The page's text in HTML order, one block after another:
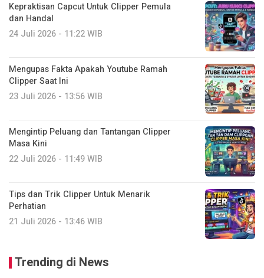
Kepraktisan Capcut Untuk Clipper Pemula
dan Handal
24 Juli 2026 - 11:22 WIB
Mengupas Fakta Apakah Youtube Ramah
Clipper Saat Ini
23 Juli 2026 - 13:56 WIB
Mengintip Peluang dan Tantangan Clipper
Masa Kini
22 Juli 2026 - 11:49 WIB
Tips dan Trik Clipper Untuk Menarik
Perhatian
21 Juli 2026 - 13:46 WIB
Trending di News